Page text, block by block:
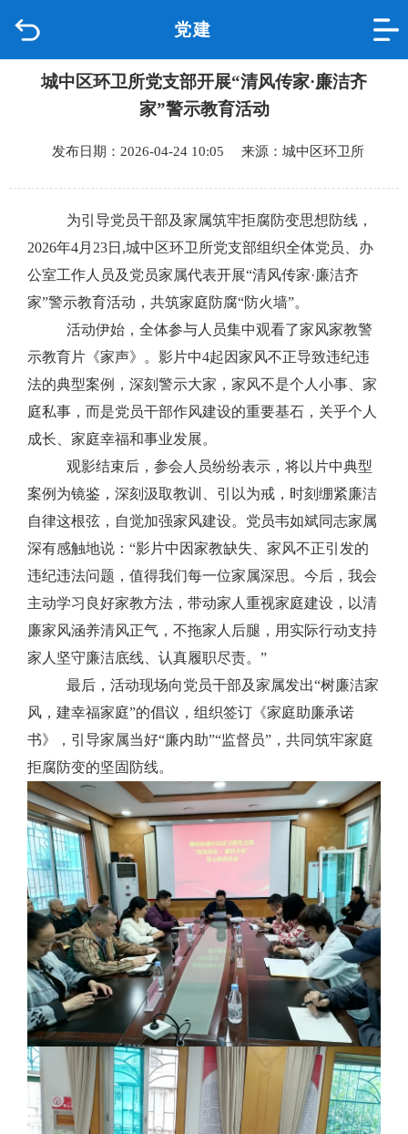
党建
品质城中
政府信息公开
互动回应
数据专题
城中区环卫所党支部开展“清风传家·廉洁齐
家”警示教育活动
发布日期：2026-04-24 10:05 来源：城中区环卫所
为引导党员干部及家属筑牢拒腐防变思想防线，
2026年4月23日,城中区环卫所党支部组织全体党员、办
公室工作人员及党员家属代表开展“清风传家·廉洁齐
家”警示教育活动，共筑家庭防腐“防火墙”。
活动伊始，全体参与人员集中观看了家风家教警
示教育片《家声》。 影片中4起因家风不正导致违纪违
法的典型案例，深刻警示大家，家风不是个人小事、家
庭私事，而是党员干部作风建设的重要基石，关乎个人
成长、家庭幸福和事业发展。
观影结束后，参会人员纷纷表示，将以片中典型
案例为镜鉴，深刻汲取教训、引以为戒，时刻绷紧廉洁
自律这根弦，自觉加强家风建设。党员韦如斌同志家属
深有感触地说： “影片中因家教缺失、家风不正引发的
违纪违法问题，值得我们每一位家属深思。今后，我会
主动学习良好家教方法，带动家人重视家庭建设，以清
廉家风涵养清风正气，不拖家人后腿，用实际行动支持
家人坚守廉洁底线、认真履职尽责。”
最后，活动现场向党员干部及家属发出“树廉洁家
风，建幸福家庭”的倡议，组织签订《家庭助廉承诺
书》，引导家属当好“廉内助”“监督员”，共同筑牢家庭
拒腐防变的坚固防线。